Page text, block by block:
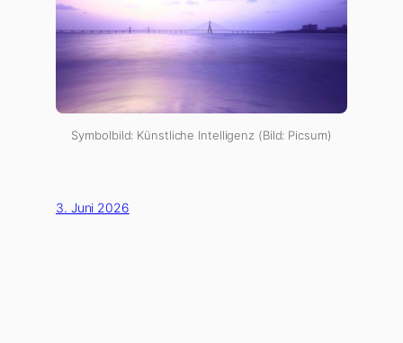
Symbolbild: Künstliche Intelligenz (Bild: Picsum)
3. Juni 2026